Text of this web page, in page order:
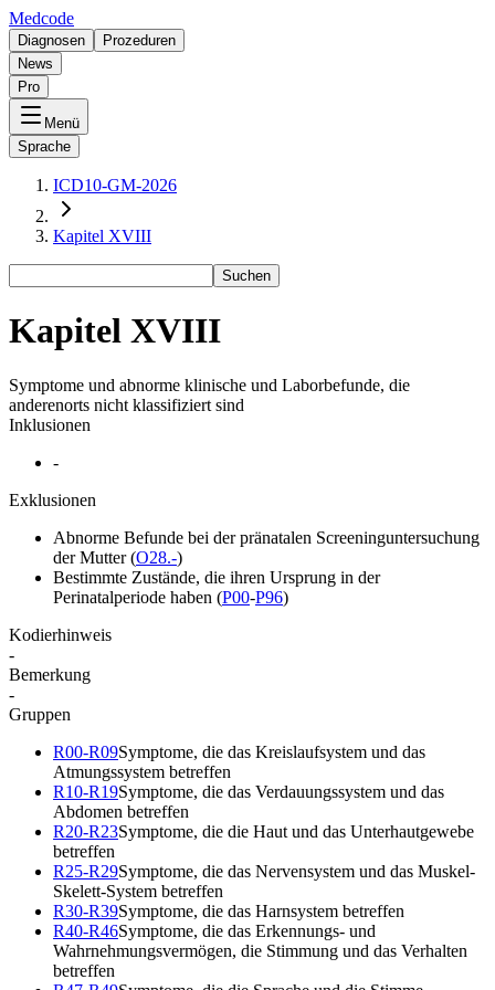
Medcode
Diagnosen
Prozeduren
News
Pro
Menü
Sprache
ICD10-GM-2026
Kapitel XVIII
Suchen
Kapitel XVIII
Symptome und abnorme klinische und Laborbefunde, die
anderenorts nicht klassifiziert sind
Inklusionen
-
Exklusionen
Abnorme Befunde bei der pränatalen Screeninguntersuchung
der Mutter(O28.-)
Bestimmte Zustände, die ihren Ursprung in der
Perinatalperiode haben (P00-P96)
Kodierhinweis
-
Bemerkung
-
Gruppen
R00-R09Symptome, die das Kreislaufsystem und das
Atmungssystem betreffen
R10-R19Symptome, die das Verdauungssystem und das
Abdomen betreffen
R20-R23Symptome, die die Haut und das Unterhautgewebe
betreffen
R25-R29Symptome, die das Nervensystem und das Muskel-
Skelett-System betreffen
R30-R39Symptome, die das Harnsystem betreffen
R40-R46Symptome, die das Erkennungs- und
Wahrnehmungsvermögen, die Stimmung und das Verhalten
betreffen